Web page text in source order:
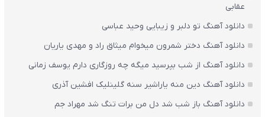
عقابی
دانلود آهنگ تو دلبر و زیبایی وحید عباسی
دانلود آهنگ دختر شمرون میخوام میثاق راد و مهدی یاریان
دانلود آهنگ از شب بپرسید میگه چه روزگاری دارم یوسف زمانی
دانلود آهنگ دین منه یاراشیر سنه گلینلیک افشین آذری
دانلود آهنگ باز شب شد دل من برات تنگ شد مهراد جم